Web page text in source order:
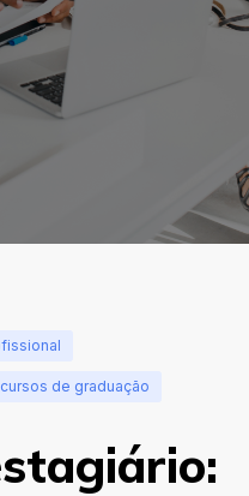
de graduação